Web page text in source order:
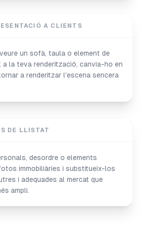
A CLIENTS
un sofà, taula o element de
a la teva renderització, canvia-ho en
a renderitzar l'escena sencera
DE LLISTAT
desordre o elements
immobiliàries i substitueix-los
i adequades al mercat que
ampli.